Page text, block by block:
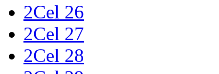
2Cel 26
2Cel 27
2Cel 28